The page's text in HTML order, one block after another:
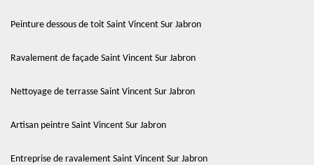
Peinture dessous de toit Saint Vincent Sur Jabron
Ravalement de façade Saint Vincent Sur Jabron
Nettoyage de terrasse Saint Vincent Sur Jabron
Artisan peintre Saint Vincent Sur Jabron
Entreprise de ravalement Saint Vincent Sur Jabron